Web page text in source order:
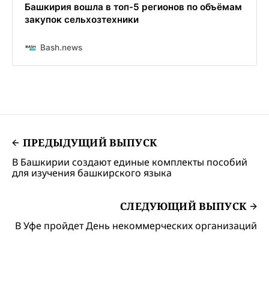
Башкирия вошла в топ-5 регионов по объёмам
закупок сельхозтехники
Bash.news
ПРЕДЫДУЩИЙ ВЫПУСК
В Башкирии создают единые комплекты пособий
для изучения башкирского языка
СЛЕДУЮЩИЙ ВЫПУСК
В Уфе пройдет День некоммерческих организаций